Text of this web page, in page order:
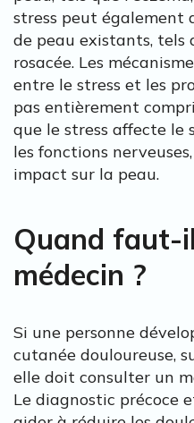
stress peut également
de peau existants, tels
rosacée. Les
entre le stress et les
pas entièrement
que le stress affecte
les fonctions
impact sur la peau.
Quand faut-
médecin ?
Si une personne
cutanée douloureuse,
elle doit consulter un
Le diagnostic précoce